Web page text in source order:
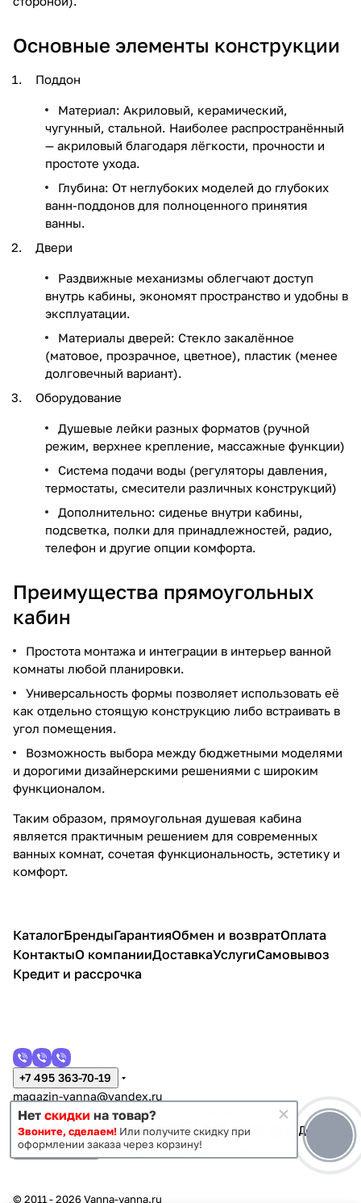
Основные элементы конструкции
Поддон
Материал: Акриловый, керамический,
чугунный, стальной. Наиболее распространённый
— акриловый благодаря лёгкости, прочности и
простоте ухода.
Глубина: От неглубоких моделей до глубоких
ванн-поддонов для полноценного принятия
ванны.
Двери
Раздвижные механизмы облегчают доступ
внутрь кабины, экономят пространство и удобны в
эксплуатации.
Материалы дверей: Стекло закалённое
(матовое, прозрачное, цветное), пластик (менее
долговечный вариант).
Оборудование
Душевые лейки разных форматов (ручной
режим, верхнее крепление, массажные функции)
Система подачи воды (регуляторы давления,
термостаты, смесители различных конструкций)
Дополнительно: сиденье внутри кабины,
подсветка, полки для принадлежностей, радио,
телефон и другие опции комфорта.
Преимущества прямоугольных
кабин
Простота монтажа и интеграции в интерьер ванной
комнаты любой планировки.
Универсальность формы позволяет использовать её
как отдельно стоящую конструкцию либо встраивать в
угол помещения.
Возможность выбора между бюджетными моделями
и дорогими дизайнерскими решениями с широким
функционалом.
Таким образом, прямоугольная душевая кабина
является практичным решением для современных
ванных комнат, сочетая функциональность, эстетику и
комфорт.
КаталогБрендыГарантияОбмен и возвратОплата
КонтактыО компанииДоставкаУслугиСамовывоз
Кредит и рассрочка
+7 495 363-70-19
magazin-vanna@yandex.ru
г. Москва, Митино, улица Пятницкое шоссе 47
Темная тема Конфиденциальность
© 2011 - 2026 Vanna-vanna.ru
Нет скидки на товар?
Звоните, сделаем! Или получите скидку при
оформлении заказа через корзину!